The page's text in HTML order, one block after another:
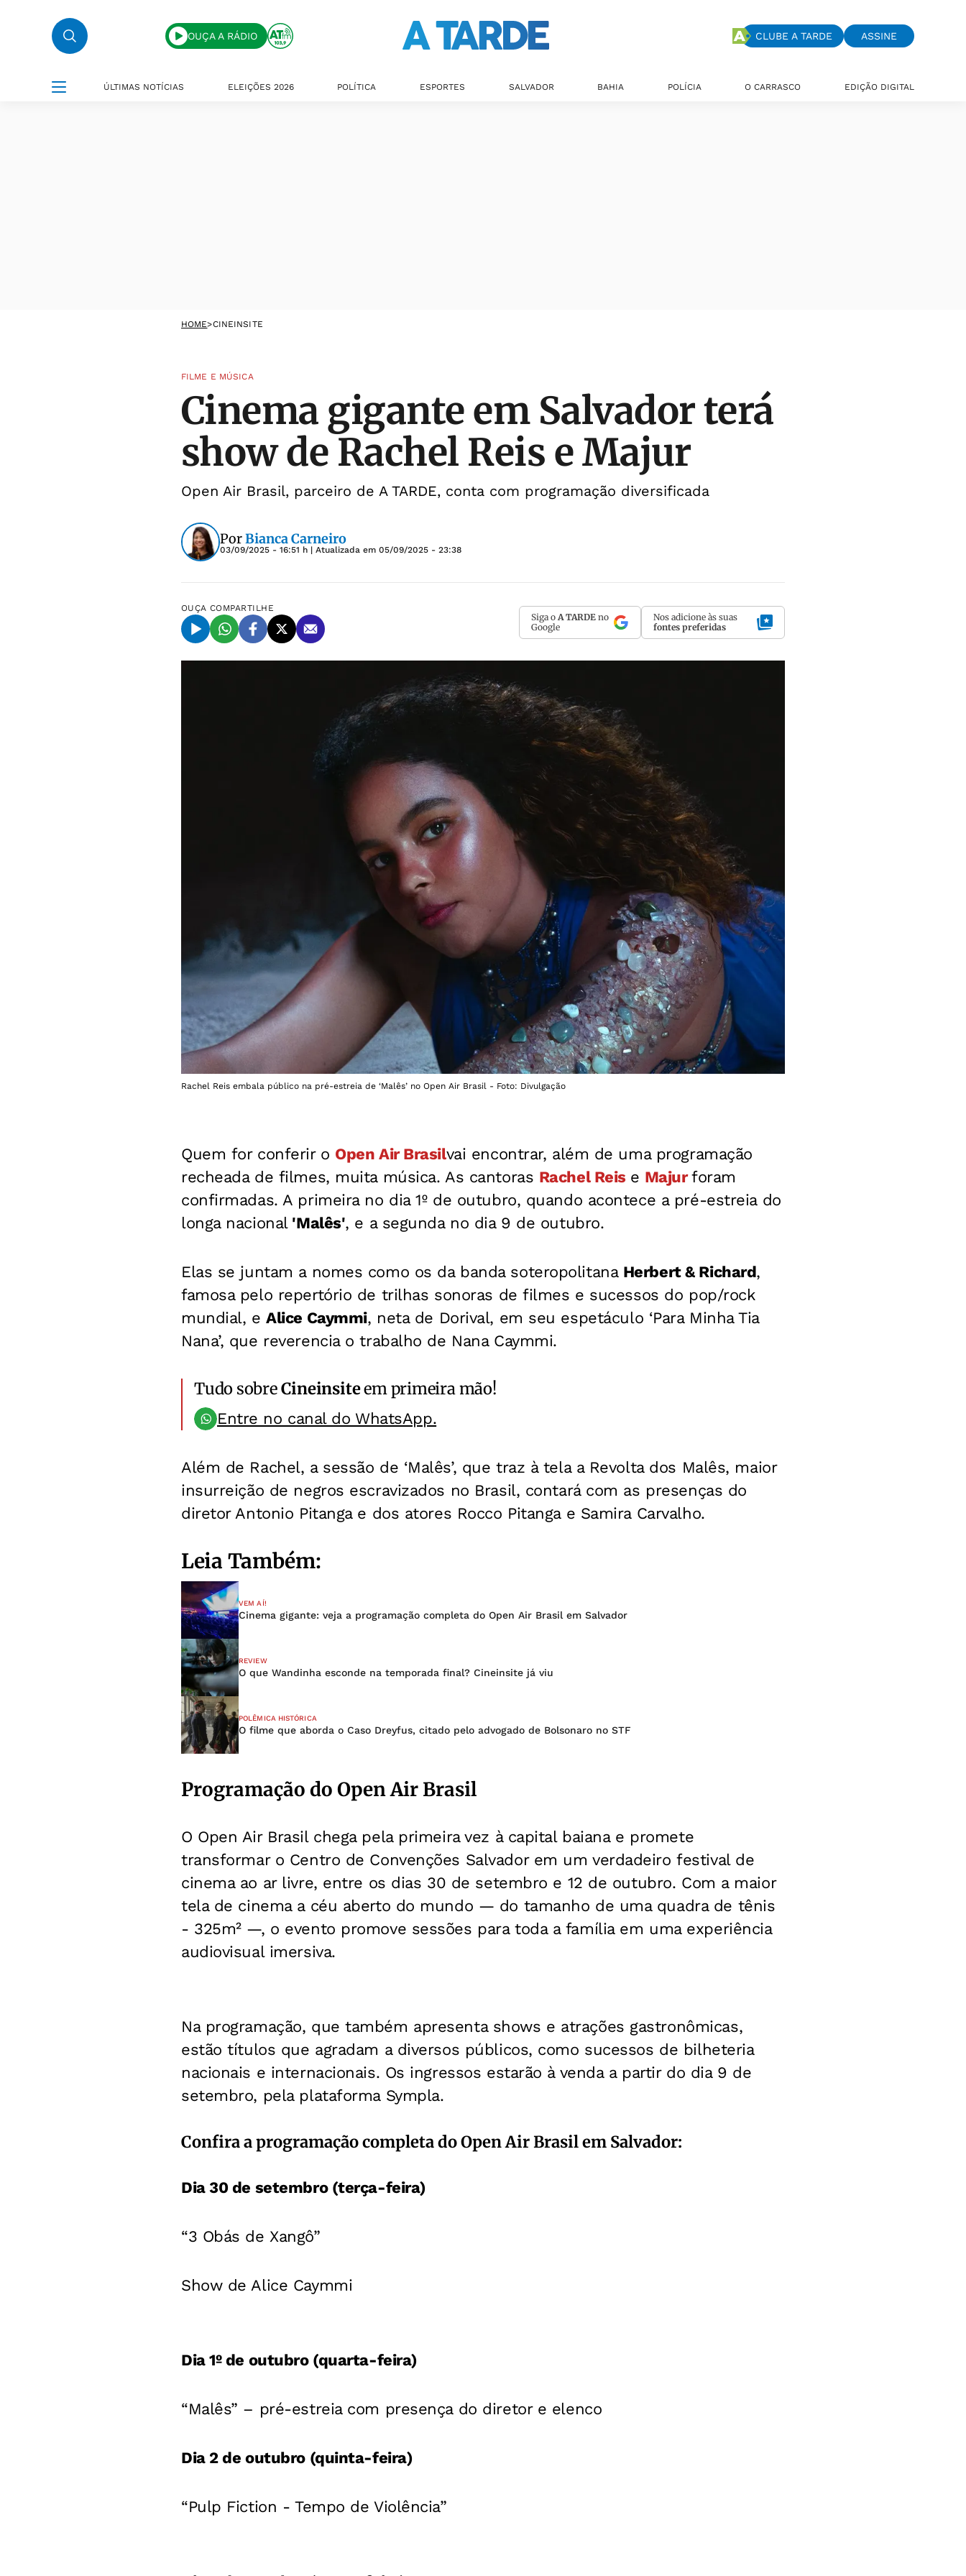
OUÇA A RÁDIO CLUBE A TARDE ASSINE
ÚLTIMAS NOTÍCIAS ELEIÇÕES 2026 POLÍTICA ESPORTES SALVADOR BAHIA POLÍCIA O CARRASCO EDIÇÃO DIGITAL
HOME>CINEINSITE
FILME E MÚSICA
Cinema gigante em Salvador terá
show de Rachel Reis e Majur
Open Air Brasil, parceiro de A TARDE, conta com programação diversificada
PorBianca Carneiro
03/09/2025 - 16:51 h | Atualizada em 05/09/2025 - 23:38
OUÇA COMPARTILHE
Siga o A TARDE no
Google
Nos adicione às suas
fontes preferidas
Rachel Reis embala público na pré-estreia de ‘Malês’ no Open Air Brasil - Foto: Divulgação
Quem for conferir o Open Air Brasilvai encontrar, além de uma programação
recheada de filmes, muita música. As cantoras Rachel Reis e Majurforam
confirmadas. A primeira no dia 1º de outubro, quando acontece a pré-estreia do
longa nacional'Malês', e a segunda no dia 9 de outubro.
Elas se juntam a nomes como os da banda soteropolitana Herbert & Richard,
famosa pelo repertório de trilhas sonoras de filmes e sucessos do pop/rock
mundial, eAlice Caymmi, neta de Dorival, em seu espetáculo ‘Para Minha Tia
Nana’, que reverencia o trabalho de Nana Caymmi.
Tudo sobreCineinsiteem primeira mão!
Entre no canal do WhatsApp.
Além de Rachel, a sessão de ‘Malês’, que traz à tela a Revolta dos Malês, maior
insurreição de negros escravizados no Brasil, contará com as presenças do
diretor Antonio Pitanga e dos atores Rocco Pitanga e Samira Carvalho.
Leia Também:
VEM AÍ!
Cinema gigante: veja a programação completa do Open Air Brasil em Salvador
REVIEW
O que Wandinha esconde na temporada final? Cineinsite já viu
POLÊMICA HISTÓRICA
O filme que aborda o Caso Dreyfus, citado pelo advogado de Bolsonaro no STF
Programação do Open Air Brasil
O Open Air Brasil chega pela primeira vez à capital baiana e promete
transformar o Centro de Convenções Salvador em um verdadeiro festival de
cinema ao ar livre, entre os dias 30 de setembro e 12 de outubro. Com a maior
tela de cinema a céu aberto do mundo — do tamanho de uma quadra de tênis
- 325m² —, o evento promove sessões para toda a família em uma experiência
audiovisual imersiva.
Na programação, que também apresenta shows e atrações gastronômicas,
estão títulos que agradam a diversos públicos, como sucessos de bilheteria
nacionais e internacionais. Os ingressos estarão à venda a partir do dia 9 de
setembro, pela plataforma Sympla.
Confira a programação completa do Open Air Brasil em Salvador:
Dia 30 de setembro (terça-feira)
“3 Obás de Xangô”
Show de Alice Caymmi
Dia 1º de outubro (quarta-feira)
“Malês” – pré-estreia com presença do diretor e elenco
Dia 2 de outubro (quinta-feira)
“Pulp Fiction - Tempo de Violência”